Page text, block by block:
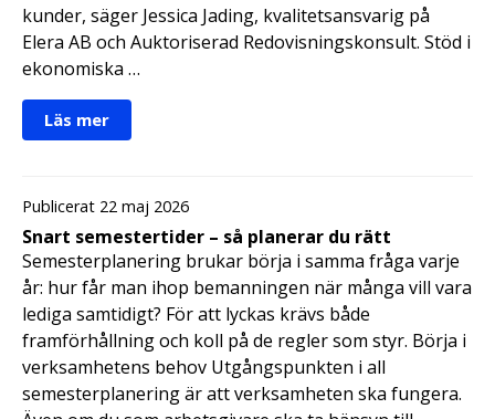
kunder, säger Jessica Jading, kvalitetsansvarig på
Elera AB och Auktoriserad Redovisningskonsult. Stöd i
ekonomiska …
Läs mer
Publicerat 22 maj 2026
Snart semestertider – så planerar du rätt
Semesterplanering brukar börja i samma fråga varje
år: hur får man ihop bemanningen när många vill vara
lediga samtidigt? För att lyckas krävs både
framförhållning och koll på de regler som styr. Börja i
verksamhetens behov Utgångspunkten i all
semesterplanering är att verksamheten ska fungera.